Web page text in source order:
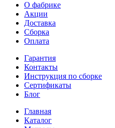
О фабрике
Акции
Доставка
Сборка
Оплата
Гарантия
Контакты
Инструкция по сборке
Сертификаты
Блог
Главная
Каталог